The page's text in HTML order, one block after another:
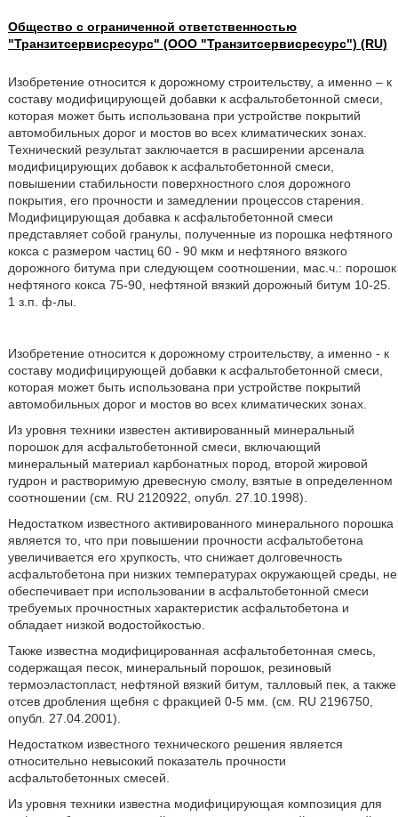
Общество с ограниченной ответственностью
"Транзитсервисресурс" (ООО "Транзитсервисресурс") (RU)
Изобретение относится к дорожному строительству, а именно – к
составу модифицирующей добавки к асфальтобетонной смеси,
которая может быть использована при устройстве покрытий
автомобильных дорог и мостов во всех климатических зонах.
Технический результат заключается в расширении арсенала
модифицирующих добавок к асфальтобетонной смеси,
повышении стабильности поверхностного слоя дорожного
покрытия, его прочности и замедлении процессов старения.
Модифицирующая добавка к асфальтобетонной смеси
представляет собой гранулы, полученные из порошка нефтяного
кокса с размером частиц 60 - 90 мкм и нефтяного вязкого
дорожного битума при следующем соотношении, мас.ч.: порошок
нефтяного кокса 75-90, нефтяной вязкий дорожный битум 10-25.
1 з.п. ф-лы.
Изобретение относится к дорожному строительству, а именно - к
составу модифицирующей добавки к асфальтобетонной смеси,
которая может быть использована при устройстве покрытий
автомобильных дорог и мостов во всех климатических зонах.
Из уровня техники известен активированный минеральный
порошок для асфальтобетонной смеси, включающий
минеральный материал карбонатных пород, второй жировой
гудрон и растворимую древесную смолу, взятые в определенном
соотношении (см. RU 2120922, опубл. 27.10.1998).
Недостатком известного активированного минерального порошка
является то, что при повышении прочности асфальтобетона
увеличивается его хрупкость, что снижает долговечность
асфальтобетона при низких температурах окружающей среды, не
обеспечивает при использовании в асфальтобетонной смеси
требуемых прочностных характеристик асфальтобетона и
обладает низкой водостойкостью.
Также известна модифицированная асфальтобетонная смесь,
содержащая песок, минеральный порошок, резиновый
термоэластопласт, нефтяной вязкий битум, талловый пек, а также
отсев дробления щебня с фракцией 0-5 мм. (см. RU 2196750,
опубл. 27.04.2001).
Недостатком известного технического решения является
относительно невысокий показатель прочности
асфальтобетонных смесей.
Из уровня техники известна модифицирующая композиция для